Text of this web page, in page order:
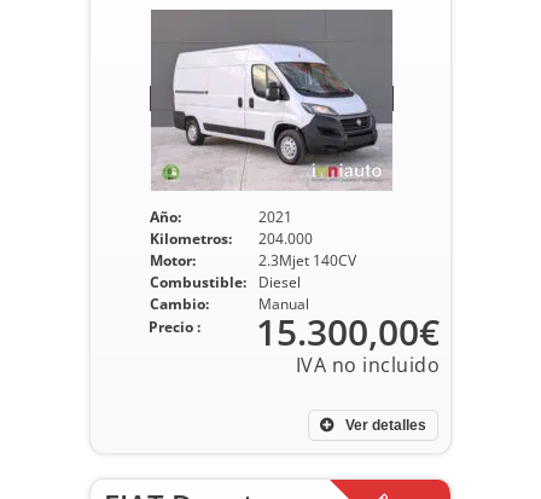
Año:
2021
Kilometros:
204.000
Motor:
2.3Mjet 140CV
Combustible:
Diesel
Cambio:
Manual
Ver detalles
Precio : 15.300,00€